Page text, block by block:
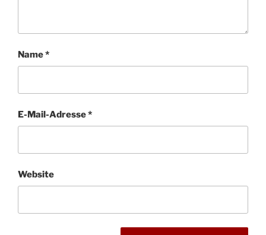
Name*
E-Mail-Adresse*
Website